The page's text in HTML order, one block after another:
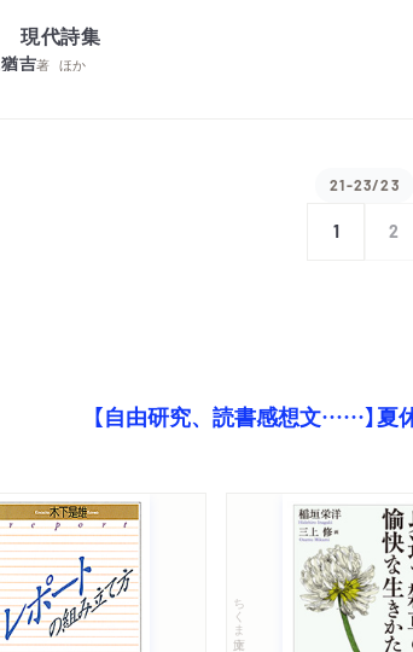
現代詩集
吉著 ほか
21-23/23
1 2
【自由研究、読書感想文……】夏
ちくま文庫